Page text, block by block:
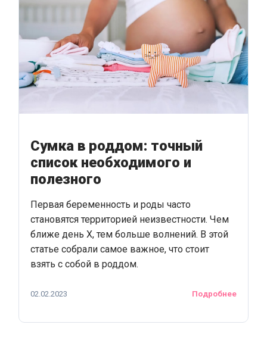
Сумка в роддом: точный
список необходимого и
полезного
Первая беременность и роды часто
становятся территорией неизвестности. Чем
ближе день Х, тем больше волнений. В этой
статье собрали самое важное, что стоит
взять с собой в роддом.
02.02.2023 Подробнее